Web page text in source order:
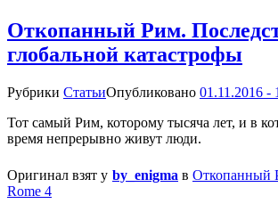
Откопанный Рим.
глобальной катастрофы
Рубрики СтатьиОпубликовано 01.11.2016 -
Тот самый Рим, которому тысяча лет, и в
время непрерывно живут люди.
Оригинал взят у by_enigma в Откопанный
Romе 4